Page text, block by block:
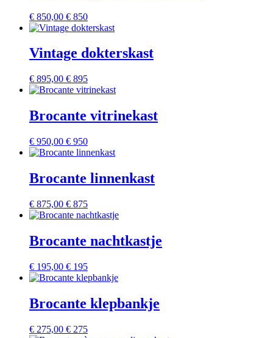
€ 850,00 € 850
Vintage dokterskast
€ 895,00 € 895
Brocante vitrinekast
€ 950,00 € 950
Brocante linnenkast
€ 875,00 € 875
Brocante nachtkastje
€ 195,00 € 195
Brocante klepbankje
€ 275,00 € 275